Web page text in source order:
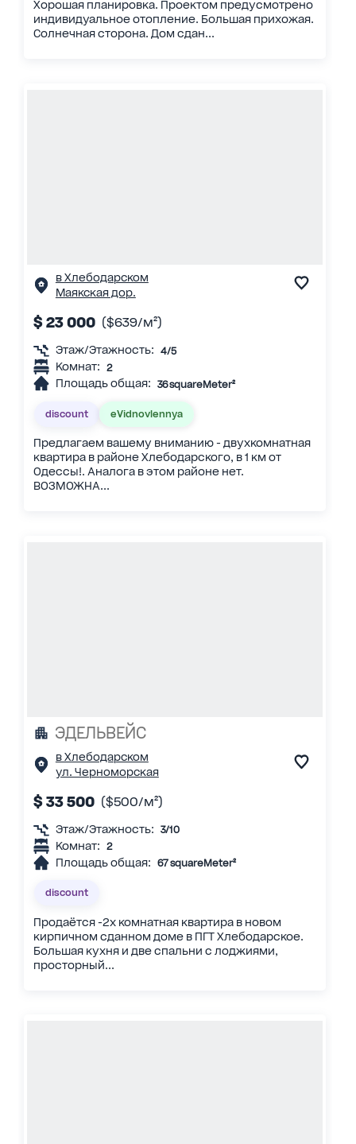
Хорошая планировка. Проектом предусмотрено
индивидуальное отопление. Большая прихожая.
Солнечная сторона. Дом сдан...
в Хлебодарском
Маякская дор.
$ 23 000 ($639/м²)
Этаж/Этажность: 4/5
Комнат: 2
Площадь общая: 36 squareMeter²
discount eVidnovlennya
Предлагаем вашему вниманию - двухкомнатная
квартира в районе Хлебодарского, в 1 км от
Одессы!. Аналога в этом районе нет.
ВОЗМОЖНА...
ЭДЕЛЬВЕЙС
в Хлебодарском
ул. Черноморская
$ 33 500 ($500/м²)
Этаж/Этажность: 3/10
Комнат: 2
Площадь общая: 67 squareMeter²
discount
Продаётся -2х комнатная квартира в новом
кирпичном сданном доме в ПГТ Хлебодарское.
Большая кухня и две спальни с лоджиями,
просторный...